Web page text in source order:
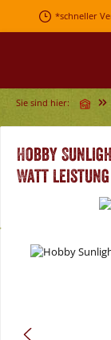
Zum Hauptinhalt
*schneller
Sie sind hier:
Hobby
Watt Leistung
Bildergalerie